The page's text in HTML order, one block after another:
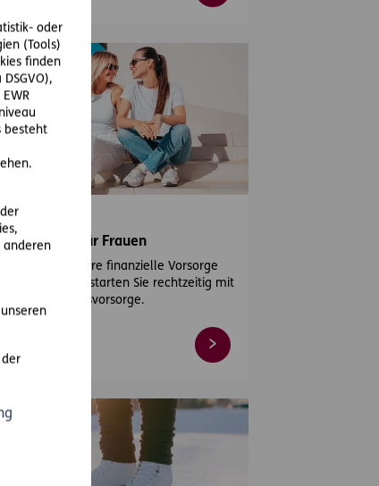
oder
(Tools)
finden
besteht
anderen
06
für Frauen
Sie als Frau Ihre finanzielle Vorsorge
in die Hand und starten Sie rechtzeitig mit
Pensionsvorsorge.